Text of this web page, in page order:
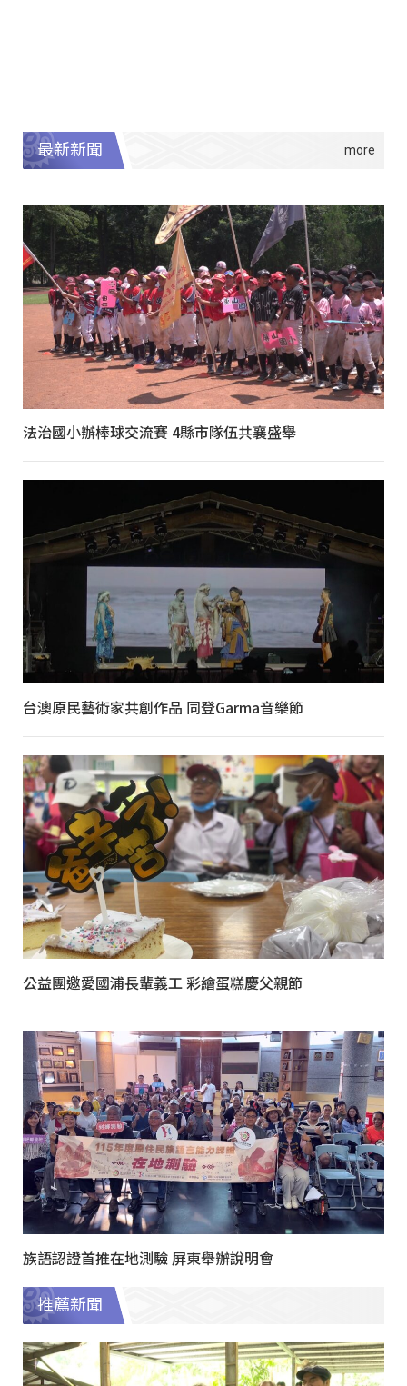
最新新聞
法治國小辦棒球交流賽 4縣市隊伍共襄盛舉
台澳原民藝術家共創作品 同登Garma音樂節
公益團邀愛國浦長輩義工 彩繪蛋糕慶父親節
族語認證首推在地測驗 屏東舉辦說明會
推薦新聞